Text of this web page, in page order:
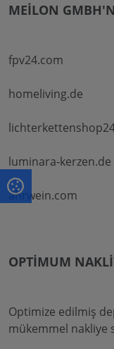
MEILON
fpv24.com
homeliving.de
luminara-kerzen.de
ahrwein.com
OPTIMUM
Optimize edilmiş
mükemmel nakliye